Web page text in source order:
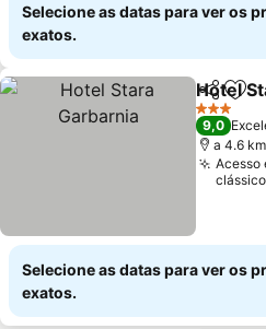
Selecione as datas para ver os
exatos.
Partilhar
Hotel
3 Estrelas
9,0
a 4.6
Acesso
Selecione as datas para ver os
exatos.